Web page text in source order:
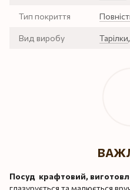
Тип покриття
Вид виробу Тарілки,
Посуд крафтовий,
глазурується та малюється